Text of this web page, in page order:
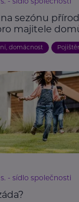
sezónu
majitele
domácnost
- sídlo společnosti